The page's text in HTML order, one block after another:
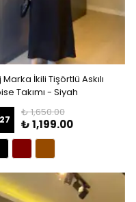
Marka İkili Tişörtlü Askılı
Takımı - Siyah
27
₺ 1,650.00
₺ 1,199.00